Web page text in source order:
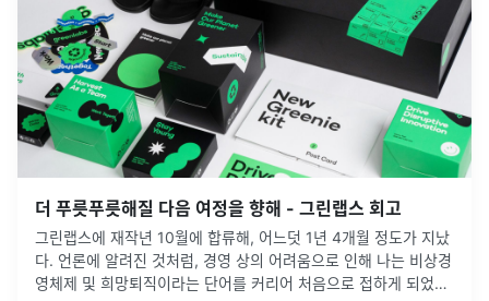
더 푸릇푸릇해질 다음 여정을 향해 - 그린랩스 회고
그린랩스에 재작년 10월에 합류해, 어느덧 1년 4개월 정도가 지났
다. 언론에 알려진 것처럼, 경영 상의 어려움으로 인해 나는 비상경
영체제 및 희망퇴직이라는 단어를 커리어 처음으로 접하게 되었다.